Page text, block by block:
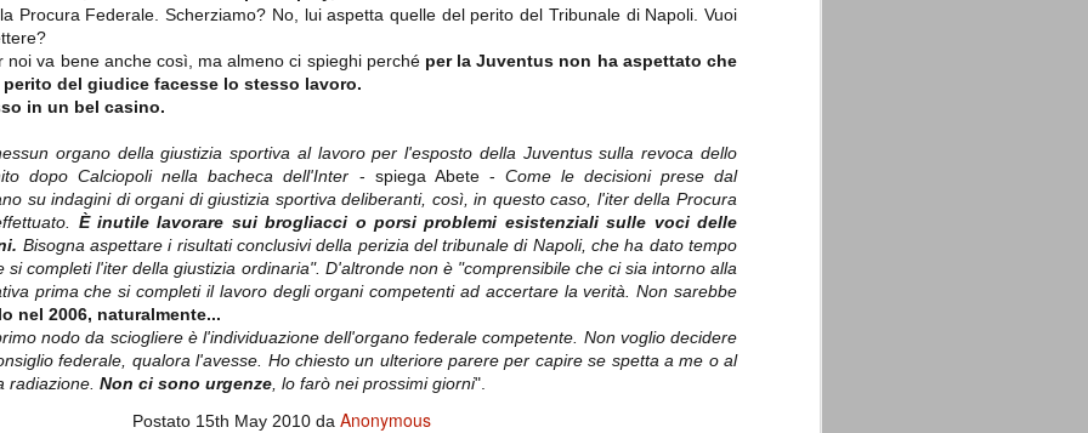
Procura Federale. Scherziamo? No, lui aspetta quelle del perito del Tribunale di Napoli. Vuoi
noi va bene anche così, ma almeno ci spieghi perchéper la Juventus non ha aspettato che
perito del giudice facesse lo stesso lavoro.
in un bel casino.
organo della giustizia sportiva al lavoro per l'esposto della Juventus sulla revoca dello
dopo Calciopoli nella bacheca dell'Inter - spiega Abete - Come le decisioni prese dal
su indagini di organi di giustizia sportiva deliberanti, così, in questo caso, l'iter della Procura
È inutile lavorare sui brogliacci o porsi problemi esistenziali sulle voci delle
Bisogna aspettare i risultati conclusivi della perizia del tribunale di Napoli, che ha dato tempo
si completi l'iter della giustizia ordinaria". D'altronde non è "comprensibile che ci sia intorno alla
prima che si completi il lavoro degli organi competenti ad accertare la verità. Non sarebbe
nel 2006, naturalmente...
nodo da sciogliere è l'individuazione dell'organo federale competente. Non voglio decidere
federale, qualora l'avesse. Ho chiesto un ulteriore parere per capire se spetta a me o al
radiazione. Non ci sono urgenze , lo farò nei prossimi giorni".
Postato 15th May 2010 da Anonymous
qualificazione e mettendosi alle
spalle le brutte prestazioni del
campionato. Dopo un primo tempo
di sofferenza gli uomini di Allegri
hanno saputo reagire al gol
fortunoso (e non molto regolare)
casa il bottino intero.
Nonostante il gol fortunoso del
la matassa sia molto, molto lunga
e difficile da sbrogliare.
SEP
11
La sentenza di
Cassazione su Moggi
Dal sito della Corte di
Cassazione:
"In Italia la Corte Suprema di
Cassazione è al vertice della
principali funzioni che le sono
attribuite dalla legge fondamentale
sull'ordinamento giudiziario del 30
già pubblicato un pezzo dedicato pochi giorni fa. Ricordiamo che